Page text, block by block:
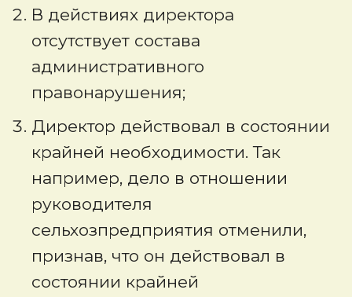
В действиях директора
отсутствует состава
административного
правонарушения;
Директор действовал в состоянии
крайней необходимости. Так
например, дело в отношении
руководителя
сельхозпредприятия отменили,
признав, что он действовал в
состоянии крайней